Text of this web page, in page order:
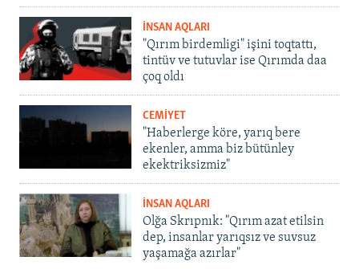
İNSAN AQLARI
"Qırım birdemligi" işini toqtattı,
tintüv ve tutuvlar ise Qırımda daa
çoq oldı
CEMİYET
"Haberlerge köre, yarıq bere
ekenler, amma biz bütünley
ekektriksizmiz"
İNSAN AQLARI
Olğa Skrıpnık: "Qırım azat etilsin
dep, insanlar yarıqsız ve suvsuz
yaşamağa azırlar"